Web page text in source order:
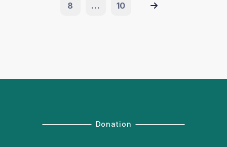
8 ... 10
Donation